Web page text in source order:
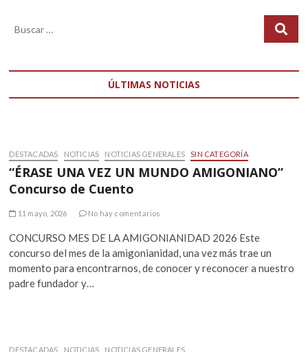
ÚLTIMAS NOTICIAS
DESTACADAS NOTICIAS NOTICIAS GENERALES SIN CATEGORÍA
“ÉRASE UNA VEZ UN MUNDO AMIGONIANO”
Concurso de Cuento
11 mayo, 2026 No hay comentarios
CONCURSO MES DE LA AMIGONIANIDAD 2026 Este
concurso del mes de la amigonianidad, una vez más trae un
momento para encontrarnos, de conocer y reconocer a nuestro
padre fundador y…
DESTACADAS NOTICIAS NOTICIAS GENERALES